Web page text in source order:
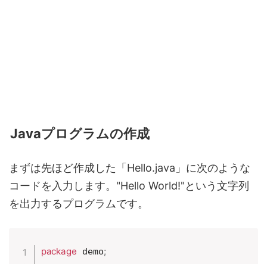
Javaプログラムの作成
まずは先ほど作成した「Hello.java」に次のような
コードを入力します。"Hello World!"という文字列
を出力するプログラムです。
package demo;